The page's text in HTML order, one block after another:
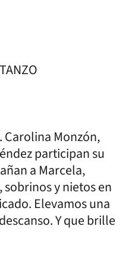
Carolina Monzón,
participan su
a Marcela,
y nietos en
Elevamos una
Y que brille